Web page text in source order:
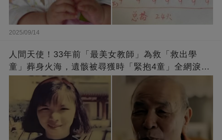
2025/09/14
人間天使！33年前「最美女教師」為救「救出學
童」葬身火海，遺骸被尋獲時「緊抱4童」全網淚
崩：真正的英雄不該被遺忘